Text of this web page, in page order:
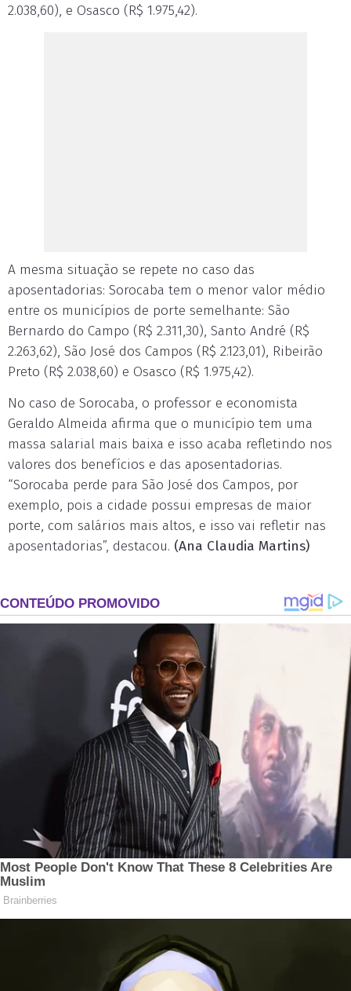
2.038,60), e Osasco (R$ 1.975,42).
A mesma situação se repete no caso das
aposentadorias: Sorocaba tem o menor valor médio
entre os municípios de porte semelhante: São
Bernardo do Campo (R$ 2.311,30), Santo André (R$
2.263,62), São José dos Campos (R$ 2.123,01), Ribeirão
Preto (R$ 2.038,60) e Osasco (R$ 1.975,42).
No caso de Sorocaba, o professor e economista
Geraldo Almeida afirma que o município tem uma
massa salarial mais baixa e isso acaba refletindo nos
valores dos benefícios e das aposentadorias.
“Sorocaba perde para São José dos Campos, por
exemplo, pois a cidade possui empresas de maior
porte, com salários mais altos, e isso vai refletir nas
aposentadorias”, destacou. (Ana Claudia Martins)